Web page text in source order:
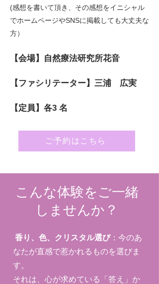
(感想を書いて頂き、その感想をイニシャル
でホームページやSNSに掲載しても大丈夫な
方）
【会場】自然療法研究所花音
​【ファシリテーター】三浦 広実
​【定員】各3 名
ご予約はこちら
こんな体験をご一緒
しませんか？
香り、色、クリスタル選び：今のあ
なたが直感で惹かれるものを選びま
す。
それは、心が求めている「答え」か